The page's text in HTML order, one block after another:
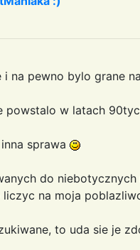
na pewno bylo grane
powstalo w latach
sprawa
do
na moja
to uda sie je